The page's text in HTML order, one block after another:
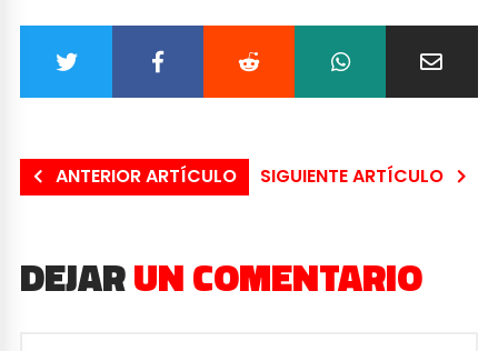
ANTERIOR ARTÍCULO SIGUIENTE ARTÍCULO
DEJARUN COMENTARIO